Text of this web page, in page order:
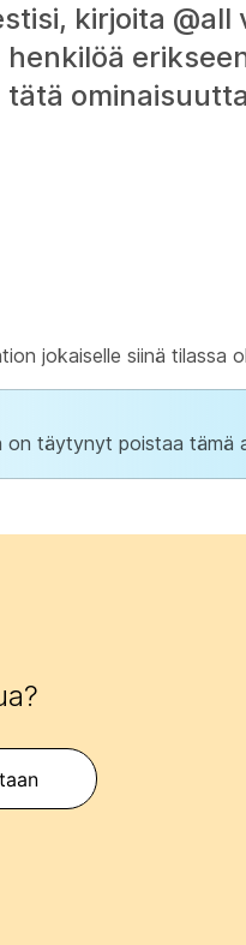
kirjoita @all
jokaiselle siinä tilassa
on täytynyt poistaa tämä